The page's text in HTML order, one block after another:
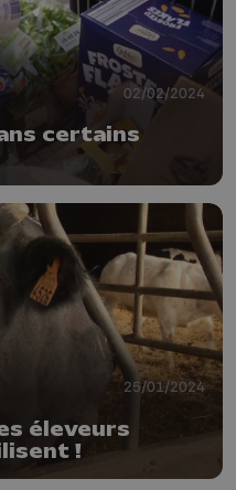
02/02/2024
certains
25/01/2024
éleveurs
!